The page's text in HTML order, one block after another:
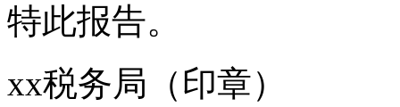
特此报告。
xx税务局（印章）